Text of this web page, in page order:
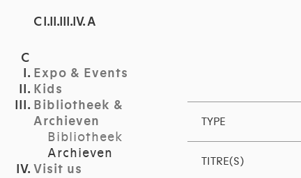
C I.II.III.IV. A
Expo & Events
Kids
Bibliotheek &
Archieven
Bibliotheek
Archieven
Visit us
TYPE
TITRE(S)